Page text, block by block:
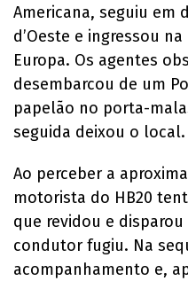
Americana, seguiu em
d’Oeste e ingressou na
Europa. Os agentes
desembarcou de um
papelão no porta-
seguida deixou o local.
Ao perceber a
motorista do HB20
que revidou e
condutor fugiu. Na
acompanhamento e,